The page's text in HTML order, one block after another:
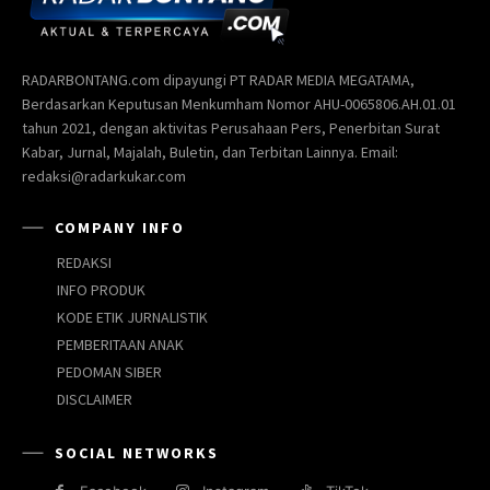
RADARBONTANG.com dipayungi PT RADAR MEDIA MEGATAMA,
Berdasarkan Keputusan Menkumham Nomor AHU-0065806.AH.01.01
tahun 2021, dengan aktivitas Perusahaan Pers, Penerbitan Surat
Kabar, Jurnal, Majalah, Buletin, dan Terbitan Lainnya. Email:
redaksi@radarkukar.com
COMPANY INFO
REDAKSI
INFO PRODUK
KODE ETIK JURNALISTIK
PEMBERITAAN ANAK
PEDOMAN SIBER
DISCLAIMER
SOCIAL NETWORKS